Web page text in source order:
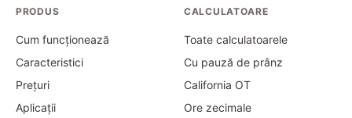
PRODUS
Cum funcționează
Caracteristici
Prețuri
Aplicații
CALCULATOARE
Toate calculatoarele
Cu pauză de prânz
California OT
Ore zecimale